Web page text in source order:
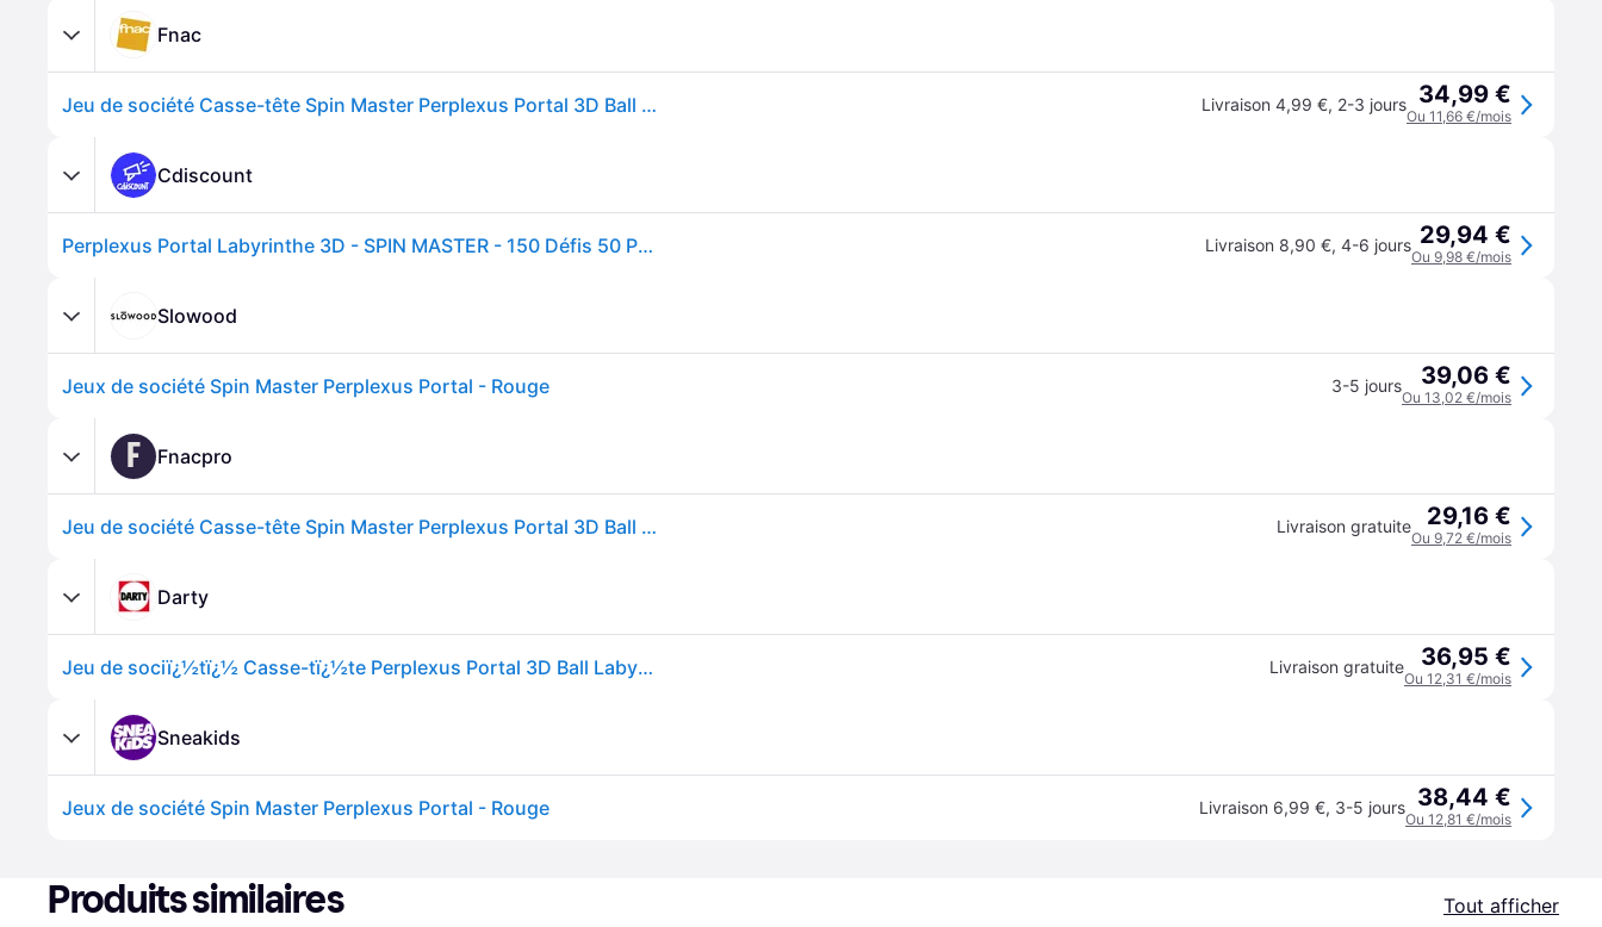
Fnac
Jeu de société Casse-tête Spin Master Perplexus Portal 3D Ball Labyrinthe Livraison 4,99 €, 2-3 jours 34,99 €
Ou 11,66 €/mois
Cdiscount
Perplexus Portal Labyrinthe 3D - SPIN MASTER - 150 Défis 50 Portails et 3 Boutons Livraison 8,90 €, 4-6 jours 29,94 €
Ou 9,98 €/mois
Slowood
Jeux de société Spin Master Perplexus Portal - Rouge 3-5 jours 39,06 €
Ou 13,02 €/mois
F Fnacpro
Jeu de société Casse-tête Spin Master Perplexus Portal 3D Ball Labyrinthe Livraison gratuite 29,16 €
Ou 9,72 €/mois
Darty
Jeu de sociï¿½tï¿½ Casse-tï¿½te Perplexus Portal 3D Ball Labyrinthe Livraison gratuite 36,95 €
Ou 12,31 €/mois
Sneakids
Jeux de société Spin Master Perplexus Portal - Rouge Livraison 6,99 €, 3-5 jours 38,44 €
Ou 12,81 €/mois
Produits similaires
Tout afficher